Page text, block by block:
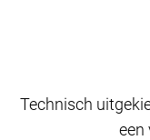
Technisch
een